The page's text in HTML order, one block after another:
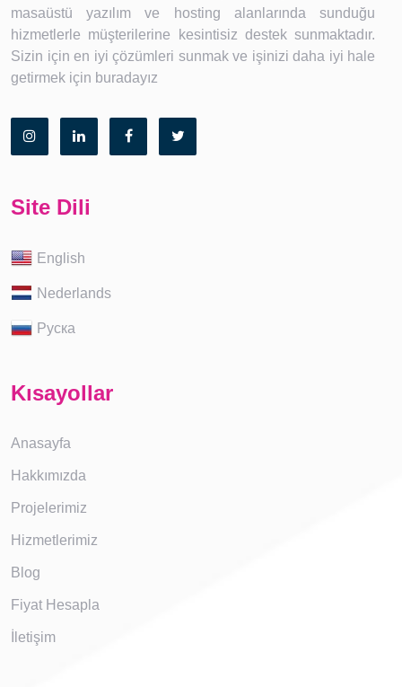
masaüstü yazılım ve hosting alanlarında sunduğu
hizmetlerle müşterilerine kesintisiz destek sunmaktadır.
Sizin için en iyi çözümleri sunmak ve işinizi daha iyi hale
getirmek için buradayız
Site Dili
English
Nederlands
Руска
Kısayollar
Anasayfa
Hakkımızda
Projelerimiz
Hizmetlerimiz
Blog
Fiyat Hesapla
İletişim